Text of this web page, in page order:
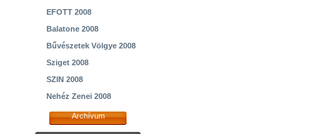
EFOTT 2008
Balatone 2008
Bűvészetek Völgye 2008
Sziget 2008
SZIN 2008
Nehéz Zenei 2008
Archívum